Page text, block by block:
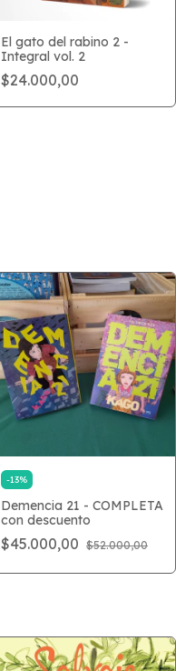
El gato del rabino 2 -
Integral vol. 2
$24.000,00
-13%
Demencia 21 - COMPLETA
con descuento
$45.000,00 $52.000,00